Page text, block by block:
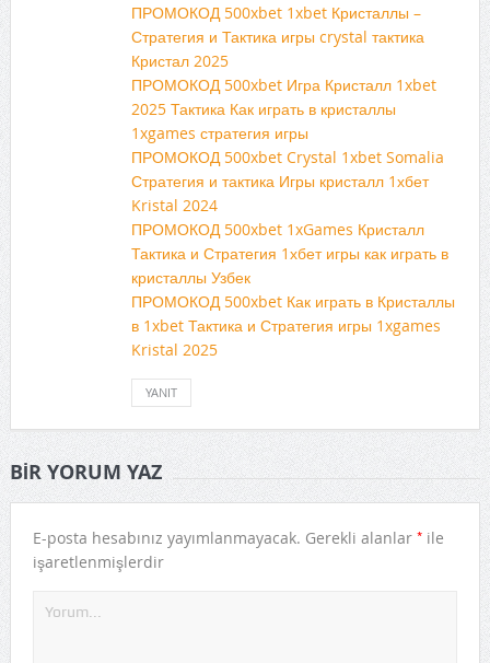
ПРОМОКОД 500xbet 1xbet Кристаллы –
Стратегия и Тактика игры crystal тактика
Кристал 2025
ПРОМОКОД 500xbet Игра Кристалл 1xbet
2025 Тактика Как играть в кристаллы
1xgames стратегия игры
ПРОМОКОД 500xbet Crystal 1xbet Somalia
Стратегия и тактика Игры кристалл 1хбет
Kristal 2024
ПРОМОКОД 500xbet 1xGames Кристалл
Тактика и Стратегия 1хбет игры как играть в
кристаллы Узбек
ПРОМОКОД 500xbet Как играть в Кристаллы
в 1xbet Тактика и Стратегия игры 1xgames
Kristal 2025
YANIT
BIR YORUM YAZ
E-posta hesabınız yayımlanmayacak. Gerekli alanlar *ile
işaretlenmişlerdir